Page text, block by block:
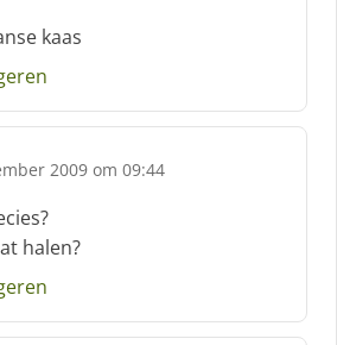
kaas
2009 om 09:44
halen?